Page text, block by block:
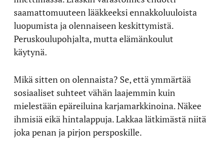
saamattomuuteen lääkkeeksi ennakkoluuloista
luopumista ja olennaiseen keskittymistä.
Peruskoulupohjalta, mutta elämänkoulut
käytynä.
Mikä sitten on olennaista? Se, että ymmärtää
sosiaaliset suhteet vähän laajemmin kuin
mielestään epäreiluina karjamarkkinoina. Näkee
ihmisiä eikä hintalappuja. Lakkaa lätkimästä niitä
joka penan ja pirjon persposkille.